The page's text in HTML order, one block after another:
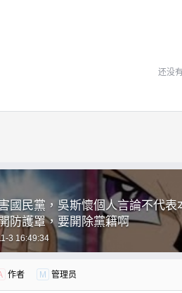
还没
國民黨，吳斯懷個人言論不代表
防護罩，要開除黨籍啊
3 16:49:34
作者 M 管理员